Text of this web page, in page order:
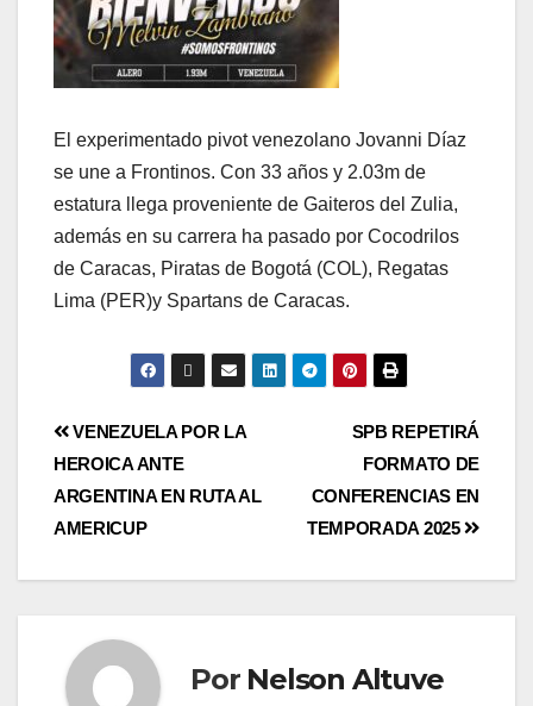
El experimentado pivot venezolano Jovanni Díaz
se une a Frontinos. Con 33 años y 2.03m de
estatura llega proveniente de Gaiteros del Zulia,
además en su carrera ha pasado por Cocodrilos
de Caracas, Piratas de Bogotá (COL), Regatas
Lima (PER)y Spartans de Caracas.
SPB REPETIRÁ
FORMATO DE
CONFERENCIAS EN
TEMPORADA 2025
VENEZUELA POR LA
HEROICA ANTE
ARGENTINA EN RUTA AL
AMERICUP
Por Nelson Altuve